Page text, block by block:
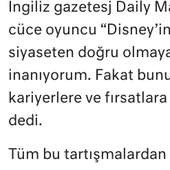
İngiliz gazetesj Daily
cüce oyuncu
siyaseten doğru olmaya
inanıyorum. Fakat
kariyerlere ve
dedi.
Tüm bu